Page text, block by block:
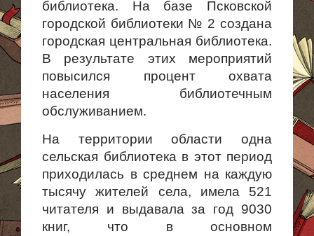
библиотека. На базе Псковской
городской библиотеки № 2 создана
городская центральная библиотека.
В результате этих мероприятий
повысился процент ох­вата
населения библиотечным
обслуживанием.
На территории области одна
сельская библиотека в этот период
приходилась в среднем на каждую
тысячу жителей села, имела 521
чита­теля и выдавала за год 9030
книг, что в основном